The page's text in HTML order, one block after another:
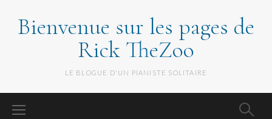
Bienvenue sur les pages de
Rick TheZoo
LE BLOGUE D'UN PIANISTE SOLITAIRE